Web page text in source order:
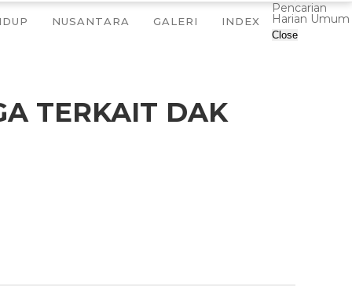
NUSANTARA GALERI INDEX
Pencarian
Harian Umum
Close
TERKAIT DAK